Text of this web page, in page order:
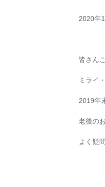
2020年
皆さん
ミライ
2019年
老後の
よく疑